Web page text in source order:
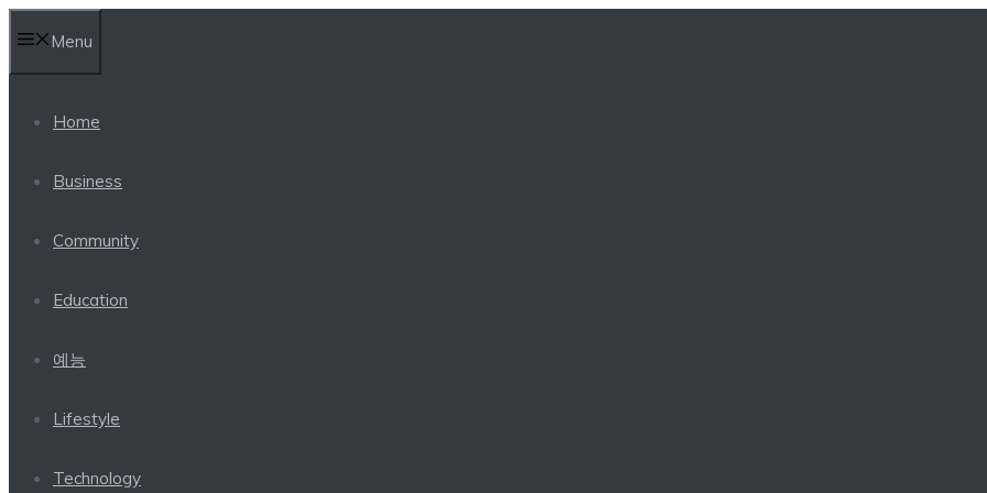
to
content
Menu
Home
Business
Community
Education
예능
Lifestyle
Technology